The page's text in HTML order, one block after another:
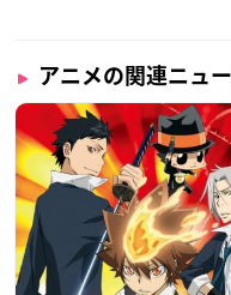
アニメの関連ニュ